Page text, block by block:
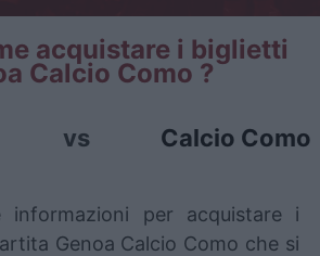
acquistare i biglietti
Calcio Como ?
vs Calcio Como
informazioni per acquistare i
Genoa Calcio Como che si